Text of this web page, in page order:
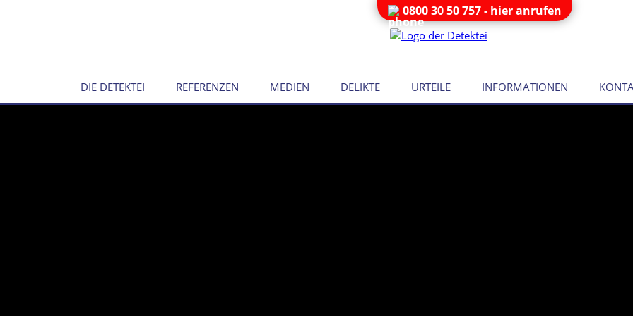
DIE DETEKTEI REFERENZEN MEDIEN DELIKTE URTEILE INFORMATIONEN
0800 30 50 757 - hier anrufen